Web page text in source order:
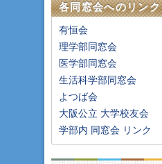
各同窓会へのリンク
有恒会
理学部同窓会
医学部同窓会
生活科学部同窓会
よつば会
大阪公立 大学校友会
学部内 同窓会 リンク